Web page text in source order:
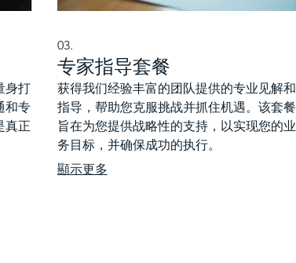
身打
和专
真正
03.
专家指导套餐
获得我们经验丰富的团队提供的专业见解和
指导，帮助您克服挑战并抓住机遇。该套餐
旨在为您提供战略性的支持，以实现您的业
务目标，并确保成功的执行。
顯示更多